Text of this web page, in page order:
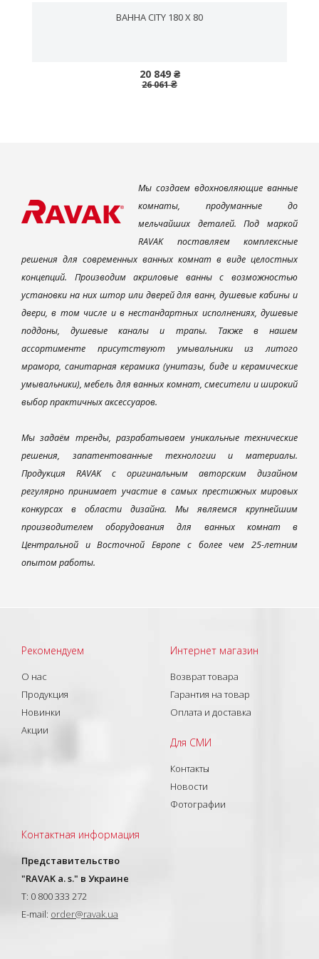
ВАННА CITY 180 X 80
20 849 ₴
26 061 ₴
Мы создаем вдохновляющие ванные
комнаты, продуманные до
мельчайших деталей. Под маркой
RAVAK поставляем комплексные
решения для современных ванных комнат в виде целостных
концепций. Производим акриловые ванны с возможностью
установки на них штор или дверей для ванн, душевые кабины и
двери, в том числе и в нестандартных исполнениях, душевые
поддоны, душевые каналы и трапы. Также в нашем
ассортименте присутствуют умывальники из литого
мрамора, санитарная керамика (унитазы, биде и керамические
умывальники), мебель для ванных комнат, смесители и широкий
выбор практичных аксессуаров.
Мы задаём тренды, разрабатываем уникальные технические
решения, запатентованные технологии и материалы.
Продукция RAVAK с оригинальным авторским дизайном
регулярно принимает участие в самых престижных мировых
конкурсах в области дизайна. Мы являемся крупнейшим
производителем оборудования для ванных комнат в
Центральной и Восточной Европе с более чем 25-летним
опытом работы.
Рекомендуем
О нас
Продукция
Новинки
Акции
Интернет магазин
Возврат товара
Гарантия на товар
Оплата и доставка
Для СМИ
Контакты
Новости
Фотографии
Контактная информация
Представительство
"RAVAK a. s." в Украине
T: 0 800 333 272
E-mail: order@ravak.ua